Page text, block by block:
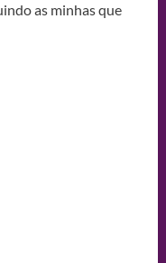
as minhas que